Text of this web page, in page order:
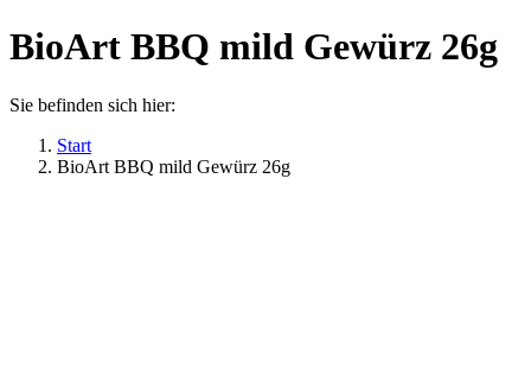
BioArt BBQ mild Gewürz 26g
Sie befinden sich hier:
Start
BioArt BBQ mild Gewürz 26g